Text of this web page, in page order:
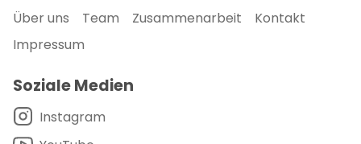
Über uns Team Zusammenarbeit
Kontakt
Impressum
Soziale Medien
Instagram